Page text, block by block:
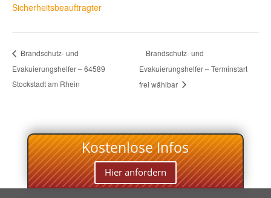
Sicherheitsbeauftragter
Brandschutz- und
Evakuierungshelfer – 64589
Stockstadt am Rhein
Brandschutz- und
Evakuierungshelfer – Terminstart
frei wählbar
Kostenlose Infos
Hier anfordern